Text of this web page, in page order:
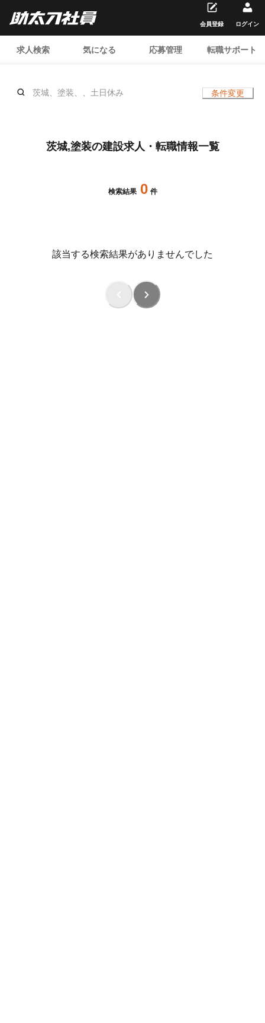
求人検索 気になる 応募管理 転職サポート
会員登録 ログイン
茨城、塗装、、土日休み 条件変更
茨城,塗装の建設求人・転職情報一覧
検索結果 0 件
該当する検索結果がありませんでした